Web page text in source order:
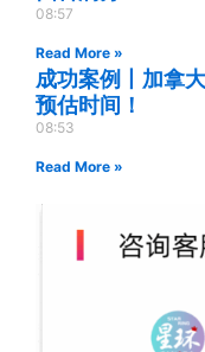
08:57
Read More »
成功案例丨加拿
预估时间！
08:53
Read More »